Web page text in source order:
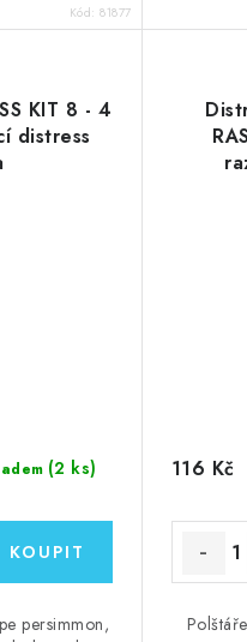
Kód:81877
KIT 8 - 4
distress
(2 ks)
persimmon,
116 Kč